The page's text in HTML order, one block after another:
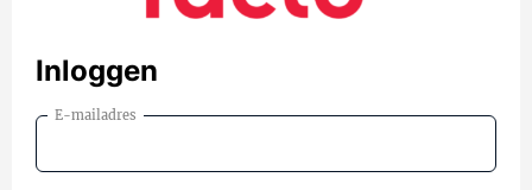
Inloggen
E-mailadres